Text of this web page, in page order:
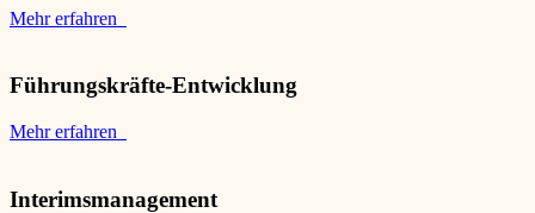
Mehr erfahren
Führungskräfte-Entwicklung
Mehr erfahren
Interimsmanagement